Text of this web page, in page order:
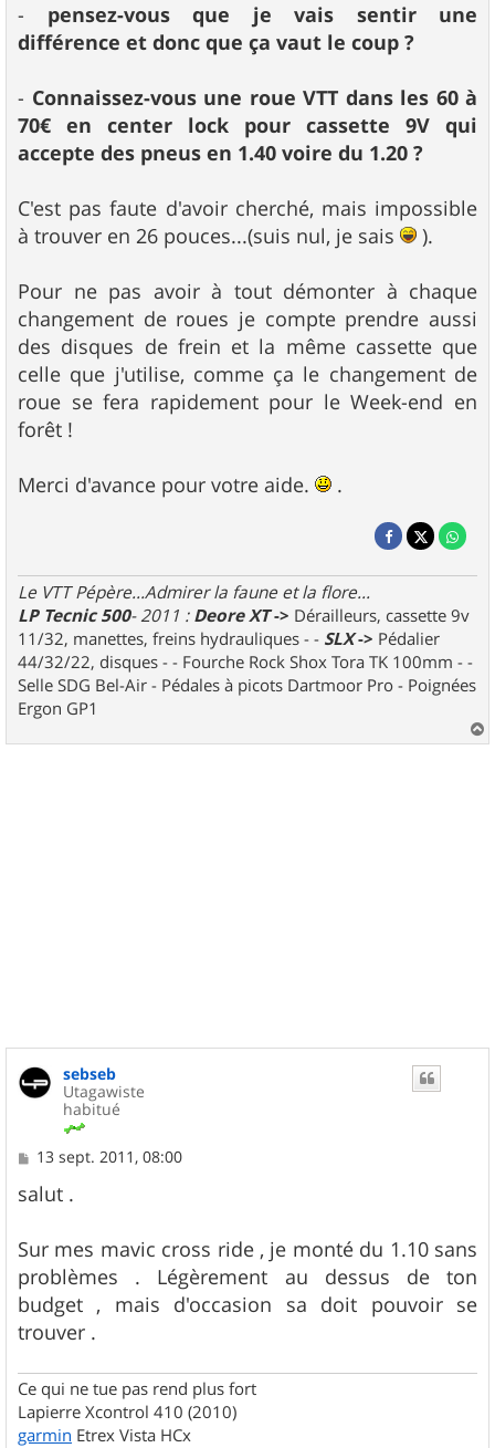
- pensez-vous que je vais sentir une
différence et donc que ça vaut le coup ?
- Connaissez-vous une roue VTT dans les 60 à
70€ en center lock pour cassette 9V qui
accepte des pneus en 1.40 voire du 1.20 ?
C'est pas faute d'avoir cherché, mais impossible
à trouver en 26 pouces...(suis nul, je sais
).
Pour ne pas avoir à tout démonter à chaque
changement de roues je compte prendre aussi
des disques de frein et la même cassette que
celle que j'utilise, comme ça le changement de
roue se fera rapidement pour le Week-end en
forêt !
Merci d'avance pour votre aide. .
Le VTT Pépère...Admirer la faune et la flore...
LP Tecnic 500- 2011 : Deore XT-> Dérailleurs, cassette 9v
11/32, manettes, freins hydrauliques - - SLX-> Pédalier
44/32/22, disques - - Fourche Rock Shox Tora TK 100mm - -
Selle SDG Bel-Air - Pédales à picots Dartmoor Pro - Poignées
Ergon GP1
a
sebseb
Utagawiste
habitué
M
s
s
g
e
13 sept. 2011, 08:00
salut .
Sur mes mavic cross ride , je monté du 1.10 sans
problèmes . Légèrement au dessus de ton
budget , mais d'occasion sa doit pouvoir se
trouver .
Ce qui ne tue pas rend plus fort
Lapierre Xcontrol 410 (2010)
garmin Etrex Vista HCx